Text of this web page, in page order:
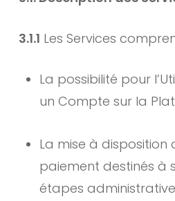
3.1.1 Les Services
La possibilité pour
un Compte sur la
La mise à disposition
paiement destinés à
étapes